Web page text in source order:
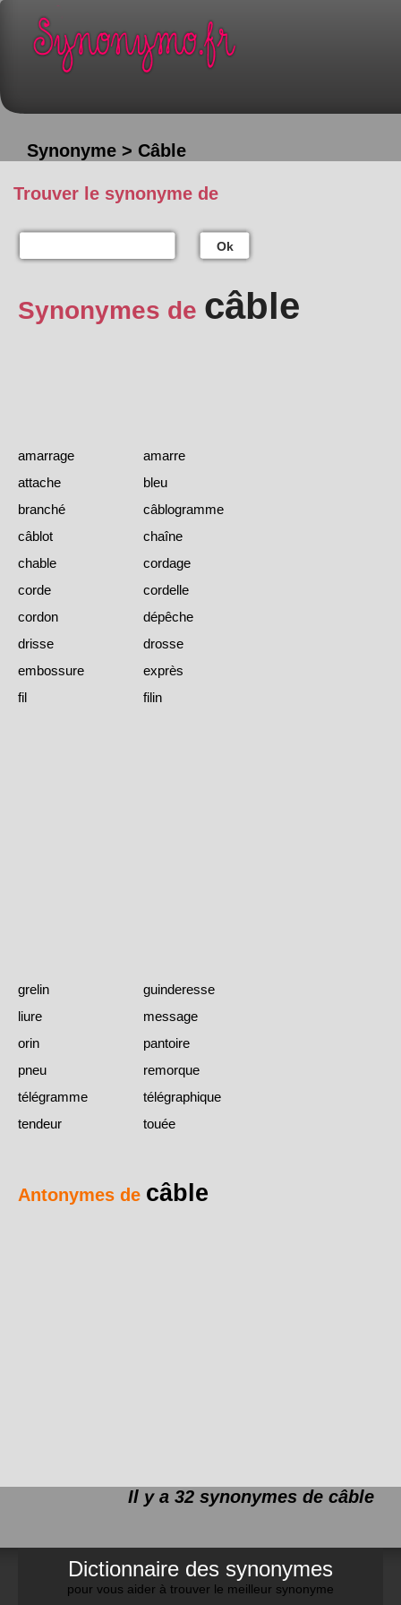
Synonyme > Câble
Trouver le synonyme de
Ok
Synonymes de câble
amarrage
amarre
attache
bleu
branché
câblogramme
câblot
chaîne
chable
cordage
corde
cordelle
cordon
dépêche
drisse
drosse
embossure
exprès
fil
filin
grelin
guinderesse
liure
message
orin
pantoire
pneu
remorque
télégramme
télégraphique
tendeur
touée
Antonymes de câble
Il y a 32 synonymes de câble
Dictionnaire des synonymes
pour vous aider à trouver le meilleur synonyme